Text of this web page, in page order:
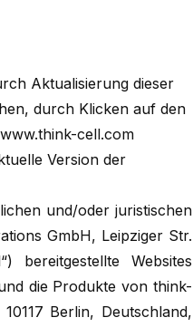
Aktualisierung dieser
durch Klicken auf den
cell.com
Version der
und/oder juristischen
GmbH, Leipziger Str.
bereitgestellte Websites
die Produkte von think-
Berlin, Deutschland,